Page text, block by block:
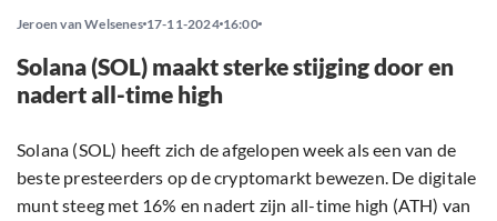
Jeroen van Welsenes 17-11-2024 16:00
Solana (SOL) maakt sterke stijging door en
nadert all-time high
Solana (SOL) heeft zich de afgelopen week als een van de
beste presteerders op de cryptomarkt bewezen. De digitale
munt steeg met 16% en nadert zijn all-time high (ATH) van